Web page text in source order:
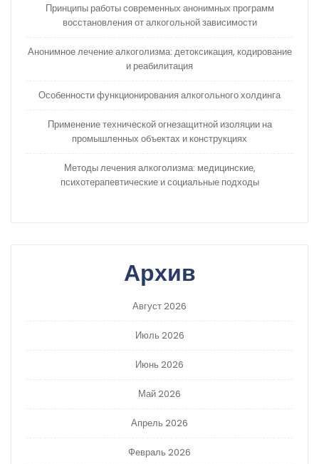
Принципы работы современных анонимных программ
восстановления от алкогольной зависимости
Анонимное лечение алкоголизма: детоксикация, кодирование
и реабилитация
Особенности функционирования алкогольного холдинга
Применение технической огнезащитной изоляции на
промышленных объектах и конструкциях
Методы лечения алкоголизма: медицинские,
психотерапевтические и социальные подходы
Архив
Август 2026
Июль 2026
Июнь 2026
Май 2026
Апрель 2026
Февраль 2026